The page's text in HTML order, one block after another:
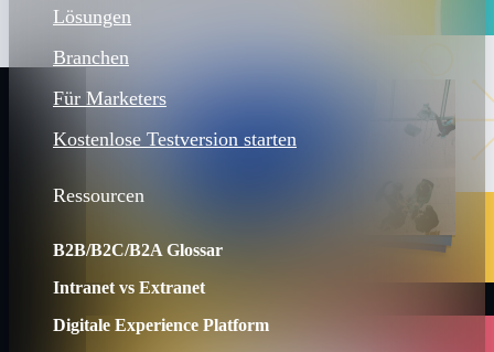
Lösungen
Branchen
Für Marketers
Kostenlose Testversion starten
Ressourcen
B2B/B2C/B2A Glossar
Intranet vs Extranet
Digitale Experience Platform